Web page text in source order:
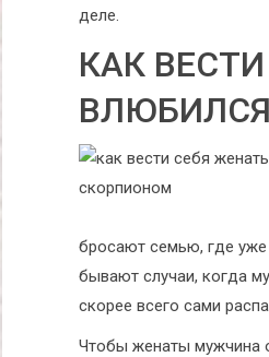
деле.
КАК
ВЛЮБИЛСЯ
бросают семью, где уже
бывают случаи, когда
скорее всего сами
Чтобы женаты мужчина